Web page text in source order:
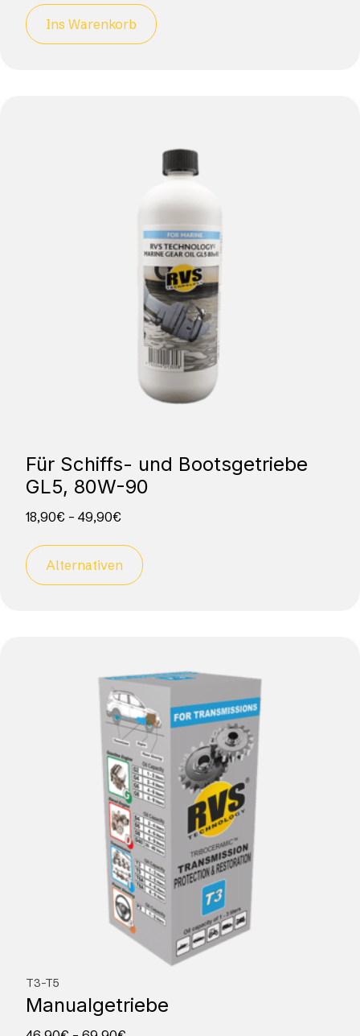
Ins Warenkorb
Für Schiffs- und Bootsgetriebe
GL5, 80W-90
18,90€ – 49,90€
Alternativen
T3-T5
Manualgetriebe